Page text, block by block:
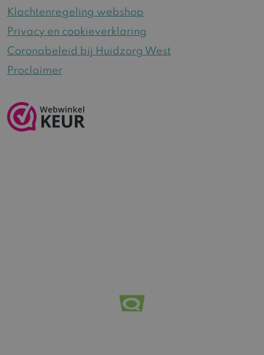
Klachtenregeling webshop
Privacy en cookieverklaring
Coronabeleid bij Huidzorg West
Proclaimer